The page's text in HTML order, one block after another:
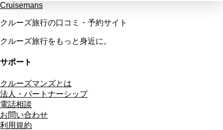
Cruisemans
クルーズ旅行の口コミ・予約サイト
クルーズ旅行をもっと身近に。
サポート
クルーズマンズとは
法人・パートナーシップ
電話相談
お問い合わせ
利用規約